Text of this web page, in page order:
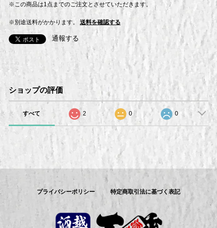
※この商品は1点までのご注文とさせていただきます。
※別途送料がかかります。 送料を確認する
通報する
ショップの評価
すべて 2 0 0
プライバシーポリシー 特定商取引法に基づく表記